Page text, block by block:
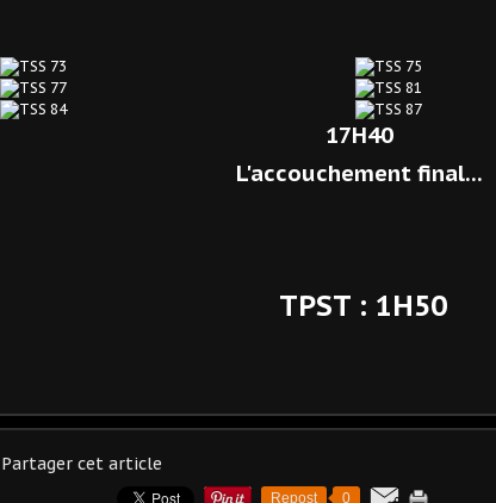
17H40
L'accouchement final...
TPST : 1H50
Partager cet article
Repost 0